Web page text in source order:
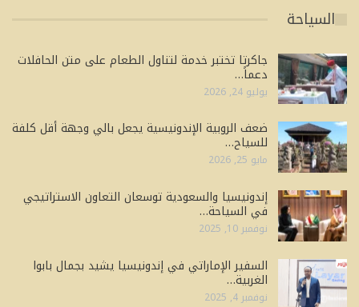
السياحة
جاكرتا تختبر خدمة لتناول الطعام على متن الحافلات
دعماً…
يوليو 24, 2026
ضعف الروبية الإندونيسية يجعل بالي وجهة أقل كلفة
للسياح…
مايو 25, 2026
إندونيسيا والسعودية توسعان التعاون الاستراتيجي
في السياحة…
نوفمبر 10, 2025
السفير الإماراتي في إندونيسيا يشيد بجمال بابوا
الغربية…
نوفمبر 4, 2025